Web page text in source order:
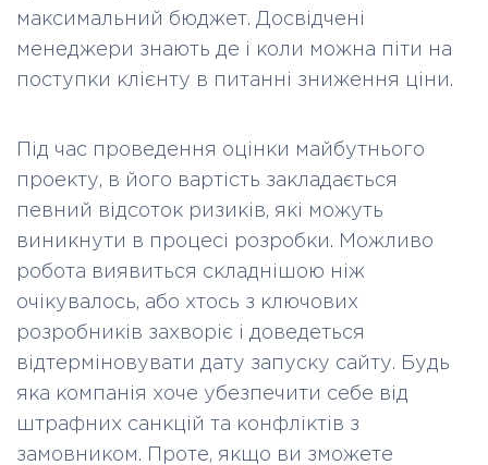
максимальний бюджет. Досвідчені
менеджери знають де і коли можна піти на
поступки клієнту в питанні зниження ціни.
Під час проведення оцінки майбутнього
проекту, в його вартість закладається
певний відсоток ризиків, які можуть
виникнути в процесі розробки. Можливо
робота виявиться складнішою ніж
очікувалось, або хтось з ключових
розробників захворіє і доведеться
відтерміновувати дату запуску сайту. Будь
яка компанія хоче убезпечити себе від
штрафних санкцій та конфліктів з
замовником. Проте, якщо ви зможете